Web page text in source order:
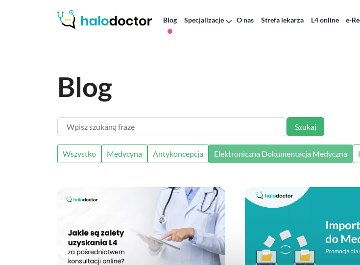
Blog Specjalizacje O nas Strefa lekarza L4 online e-
Blog
Wpisz szukaną frazę Szukaj
Wszystko Medycyna Antykoncepcja Elektroniczna Dokumentacja Medyczna